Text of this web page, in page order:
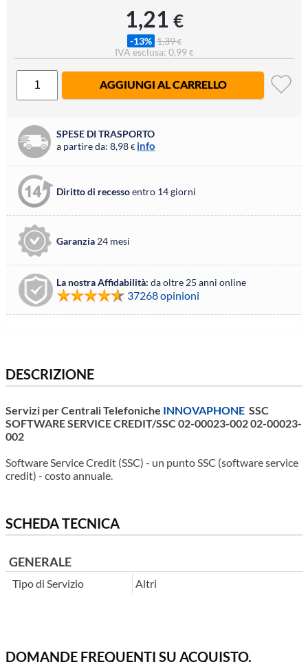
1,21 €
-13% 1,39€
IVA esclusa: 0,99 €
AGGIUNGI AL CARRELLO
SPESE DI TRASPORTO
a partire da: 8,98 € info
Diritto di recessoentro 14 giorni
Garanzia 24 mesi
La nostra Affidabilità: da oltre 25 anni online
37268 opinioni
DESCRIZIONE
Servizi per Centrali Telefoniche INNOVAPHONE SSC
SOFTWARE SERVICE CREDIT/SSC 02-00023-002 02-00023-
002
Software Service Credit (SSC) - un punto SSC (software service
credit) - costo annuale.
SCHEDA TECNICA
GENERALE
Tipo di Servizio Altri
DOMANDE FREQUENTI SU ACQUISTO,